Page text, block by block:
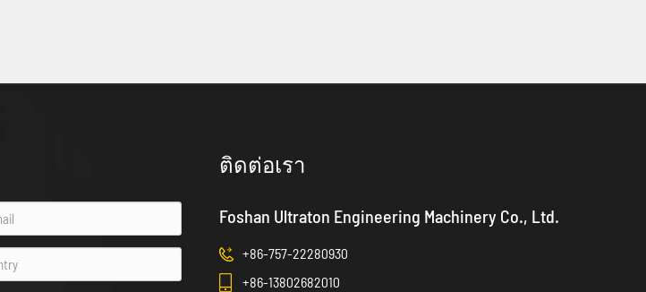
ติดต่อเรา
Foshan Ultraton Engineering Machinery Co., Ltd.
+86-757-22280930
+86-13802682010